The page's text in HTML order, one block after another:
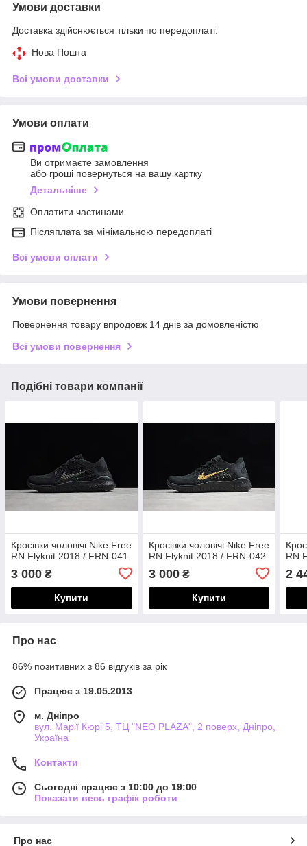
Умови доставки
Доставка здійснюється тільки по передоплаті.
Нова Пошта
Всі умови доставки
Умови оплати
Ви отримаєте замовлення
або гроші повернуться на вашу картку
Детальніше
Оплатити частинами
Післяплата за мінімальною передоплаті
Всі умови оплати
Умови повернення
Повернення товару впродовж 14 днів за домовленістю
Всі умови повернення
Подібні товари компанії
Кросівки чоловічі Nike Free
RN Flyknit 2018 / FRN-041
3 000 ₴
Купити
Кросівки чоловічі Nike Free
RN Flyknit 2018 / FRN-042
3 000₴
Купити
RN
2
Про нас
86% позитивних з 86 відгуків за рік
Працює з 19.05.2013
м. Дніпро
вул. Марії Кюрі 5, ТЦ "NEO PLAZA", 2 поверх, Дніпро,
Україна
Контакти
Сьогодні працює з 10:00 до 19:00
Показати весь графік роботи
Про нас